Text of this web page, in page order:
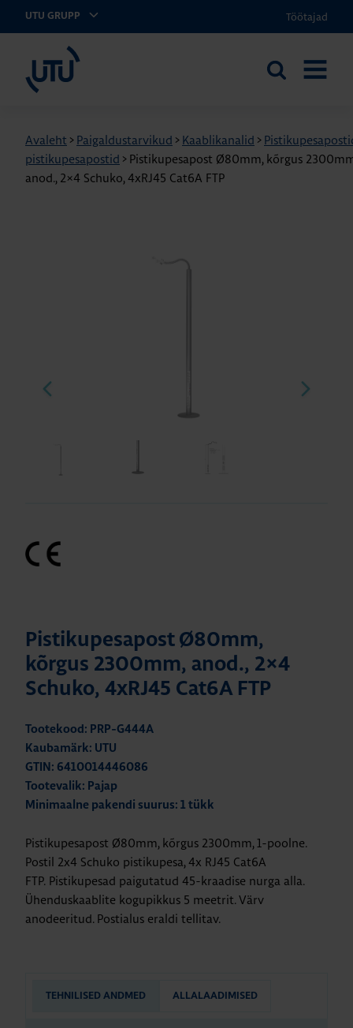
UTU GRUPP Töötajad
Otsi
Avaleht > Paigaldustarvikud > Kaablikanalid >
pistikupesapostid > Pistikupesapost Ø80mm, kõrgus
anod., 2×4 Schuko, 4xRJ45 Cat6A FTP
Pistikupesapost Ø80mm,
kõrgus 2300mm, anod., 2×4
Schuko, 4xRJ45 Cat6A FTP
Tootekood: PRP-G444A
Kaubamärk: UTU
GTIN: 6410014446086
Tootevalik: Pajap
Minimaalne pakendi suurus: 1 tükk
Pistikupesapost Ø80mm, kõrgus 2300mm, 1-poolne.
Postil 2x4 Schuko pistikupesa, 4x RJ45 Cat6A
FTP. Pistikupesad paigutatud 45-kraadise nurga alla.
Ühenduskaablite kogupikkus 5 meetrit. Värv
anodeeritud. Postialus eraldi tellitav.
TEHNILISED ANDMED ALLALAADIMISED